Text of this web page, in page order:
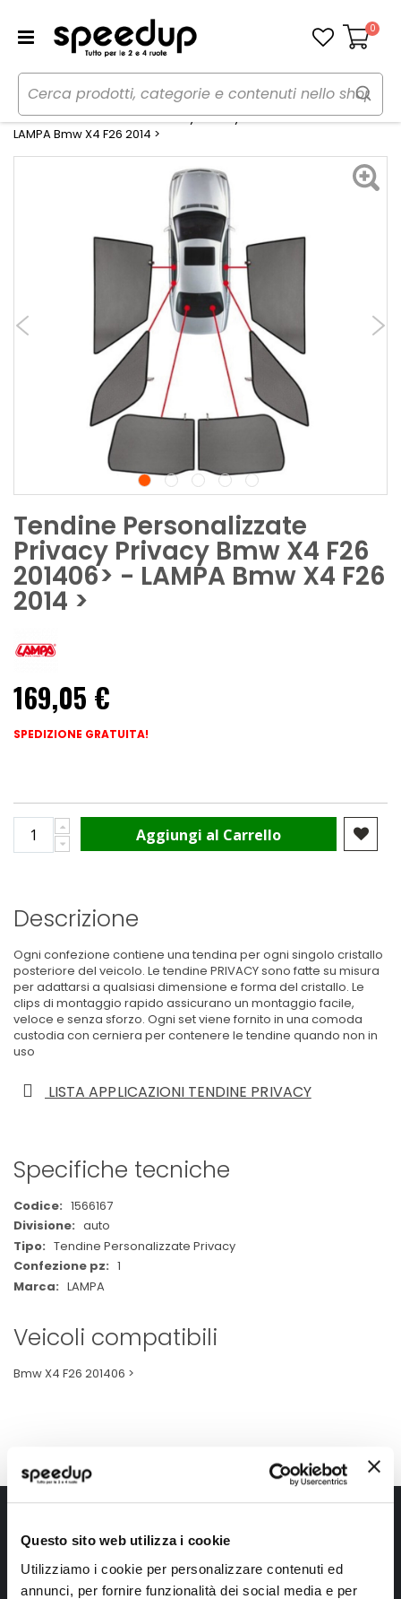
Questo sito web utilizza i cookie
Utilizziamo i cookie per personalizzare contenuti ed
annunci, per fornire funzionalità dei social media e per
Carrello
0
Home Auto Estate
Tendine parasole
Tendine Personalizzate Privacy Privacy Bmw X4 F26 201406> -
LAMPA Bmw X4 F26 2014 >
Tendine Personalizzate
Privacy Privacy Bmw X4 F26
201406> - LAMPA Bmw X4 F26
2014 >
169,05 €
SPEDIZIONE GRATUITA!
Aggiungi al Carrello
Descrizione
Ogni confezione contiene una tendina per ogni singolo cristallo
posteriore del veicolo. Le tendine PRIVACY sono fatte su misura
per adattarsi a qualsiasi dimensione e forma del cristallo. Le
clips di montaggio rapido assicurano un montaggio facile,
veloce e senza sforzo. Ogni set viene fornito in una comoda
custodia con cerniera per contenere le tendine quando non in
uso
LISTA APPLICAZIONI TENDINE PRIVACY
Specifiche tecniche
Maggiori
Informazioni
1566167
auto
Tendine Personalizzate Privacy
1
LAMPA
Veicoli compatibili
Bmw X4 F26 201406 >